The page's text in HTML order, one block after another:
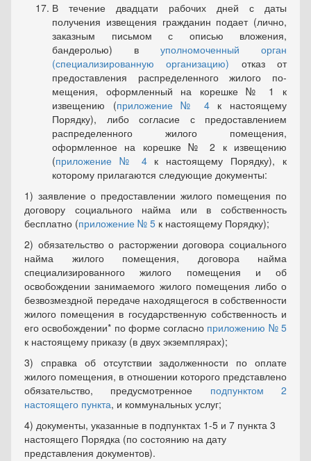
В течение двадцати рабочих дней с даты
получения изве­щения гражданин подает (лично,
заказным письмом с описью вло­жения,
бандеролью) в уполномоченный орган
(специализированную организацию) отказ от
предоставления распределенного жилого по­
мещения, оформленный на корешке № 1 к
извещению (приложение № 4к настоящему
Порядку), либо согласие с предоставлением
распределенного жилого помещения,
оформленное на корешке № 2 к извещению
(приложение № 4к настоящему Порядку), к
которому прилагаются следующие документы:
1) заявление о предоставлении жилого помещения по
договору социального найма или в собственность
бесплатно (приложение № 5 к настоящему Порядку);
2) обязательство о расторжении договора социального
найма жи­лого помещения, договора найма
специализированного жилого поме­щения и об
освобождении занимаемого жилого помещения либо о
без­возмездной передаче находящегося в собственности
жилого помеще­ния в государственную собственность и
его освобождении* по форме согласно приложению № 5
к настоящему приказу (в двух экземпля­рах);
3) справка об отсутствии задолженности по оплате
жилого поме­щения, в отношении которого представлено
обязательство, предусмот­ренное подпунктом 2
настоящего пункта, и коммунальных услуг;
4) документы, указанные в подпунктах 1-5 и 7 пункта 3
настоя­щего Порядка (по состоянию на дату
представления документов).